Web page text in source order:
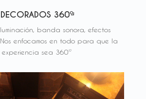
DECORADOS 360º
banda sonora, efectos
enfocamos en todo para que la
experiencia sea 360º